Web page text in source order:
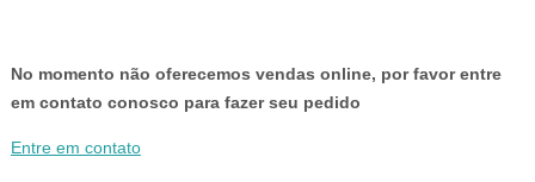
No momento não oferecemos vendas online, por favor entre
em contato conosco para fazer seu pedido
Entre em contato